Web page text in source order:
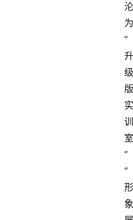
沦
为
“
升
级
版
实
训
室
”
“
形
象